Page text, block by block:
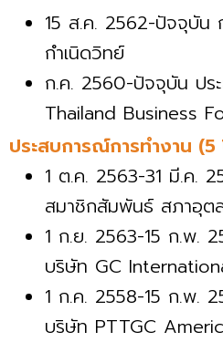
15 ส.ค. 2562-ปัจจุบัน
กำเนิดวิทย์
ก.ค. 2560-ปัจจุบัน ปร
Thailand Business
ประสบการณ์การทำงาน
1 ต.ค. 2563-31 มี.ค.
สมาชิกสัมพันธ์ สภาอุตส
1 ก.ย. 2563-15 ก.พ.
บริษัท GC
1 ก.ค. 2558-15 ก.พ.
บริษัท PTTGC